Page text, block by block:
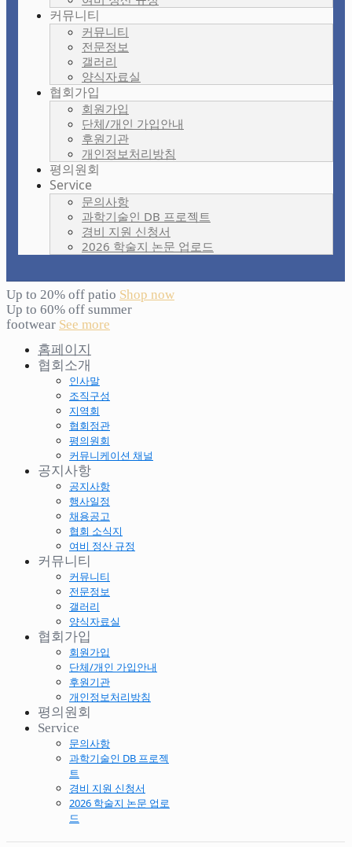
커뮤니티
커뮤니티
전문정보
갤러리
양식자료실
협회가입
회원가입
단체/개인 가입안내
후원기관
개인정보처리방침
평의원회
Service
문의사항
과학기술인 DB 프로젝트
경비 지원 신청서
2026 학술지 논문 업로드
Up to 20% off patio Shop now
Up to 60% off summer
footwear See more
홈페이지
협회소개
인사말
조직구성
지역회
협회정관
평의원회
커뮤니케이션 채널
공지사항
공지사항
행사일정
채용공고
협회 소식지
여비 정산 규정
커뮤니티
커뮤니티
전문정보
갤러리
양식자료실
협회가입
회원가입
단체/개인 가입안내
후원기관
개인정보처리방침
평의원회
Service
문의사항
과학기술인 DB 프로젝
트
경비 지원 신청서
2026 학술지 논문 업로
드